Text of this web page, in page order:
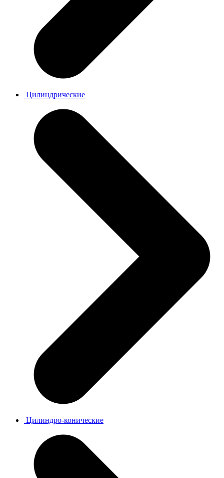
Цилиндрические
Цилиндро-конические